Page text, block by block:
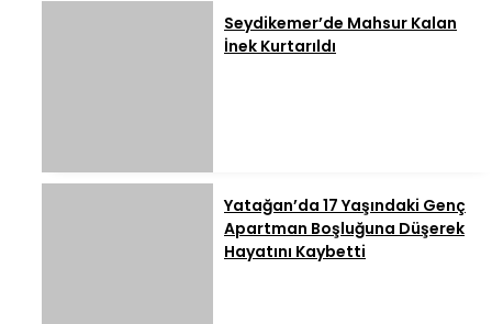
Seydikemer’de Mahsur Kalan
İnek Kurtarıldı
Yatağan’da 17 Yaşındaki Genç
Apartman Boşluğuna Düşerek
Hayatını Kaybetti